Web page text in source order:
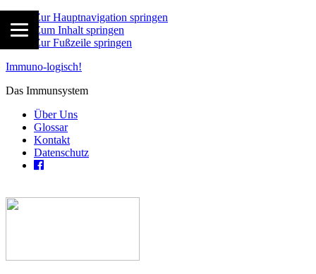
Zur Hauptnavigation springen
Zum Inhalt springen
Zur Fußzeile springen
Immuno-logisch!
Das Immunsystem
Über Uns
Glossar
Kontakt
Datenschutz